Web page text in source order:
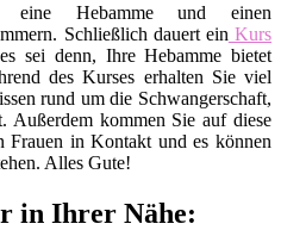
eine Hebamme und einen
Schließlich dauert ein Kurs
sei denn, Ihre Hebamme bietet
des Kurses erhalten Sie viel
rund um die Schwangerschaft,
Außerdem kommen Sie auf diese
Frauen in Kontakt und es können
Alles Gute!
in Ihrer Nähe: